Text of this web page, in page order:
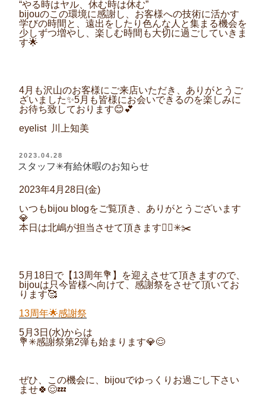
“やる時はヤル
休む時は休む”
bijouのこの環境に感謝し、お客様への技術に活かす
学びの時間と、 遠出をしたり 色んな人と集まる機会を
少しずつ増やし、楽しむ時間も大切に過ごしていきま
す🌟
4月も沢山のお客様にご来店いただき、ありがとうご
ざいました✨5月も皆様にお会いできるのを楽しみに
お待ち致しております😊💕
eyelist 川上知美
投
日:
2023.04.28
スタッフ✳︎有給休暇のお知らせ
2023年4月28日(金)
いつもbijou blogをご覧頂き、ありがとうございます
💎
本日は北嶋が担当させて頂きます💇‍♀️✳︎✂️
5月18日で【13周年💐】を迎えさせて頂きますので、
bijouは只今皆様へ向けて、感謝祭をさせて頂いてお
ります🥰
13周年🌟感謝祭
5月3日(水)からは
💐✳︎感謝祭第2弾も始まります💎😌
ぜひ、この機会に、bijouでゆっくりお過ごし下さい
ませ🍀😌💤